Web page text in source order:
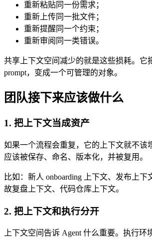
重新粘贴同一份需求；
重新上传同一批文件；
重新提醒同一个约束；
重新审阅同一类错误。
共享上下文空间减少的就是这些损耗。它
prompt，变成一个可管理的对象。
团队接下来应该做什么
1. 把上下文当成资产
如果一个流程会重复，它的上下文就不该
应该被保存、命名、版本化，并被复用。
比如：新人 onboarding 上下文、发布上
故复盘上下文、代码仓库上下文。
2. 把上下文和执行分开
上下文空间告诉 Agent 什么重要。执行环